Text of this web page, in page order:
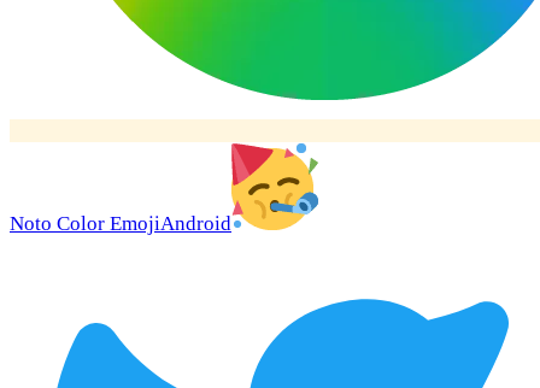
Noto Color EmojiAndroid